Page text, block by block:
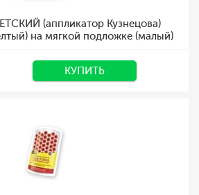
(аппликатор Кузнецова)
на мягкой подложке (малый)
КУПИТЬ